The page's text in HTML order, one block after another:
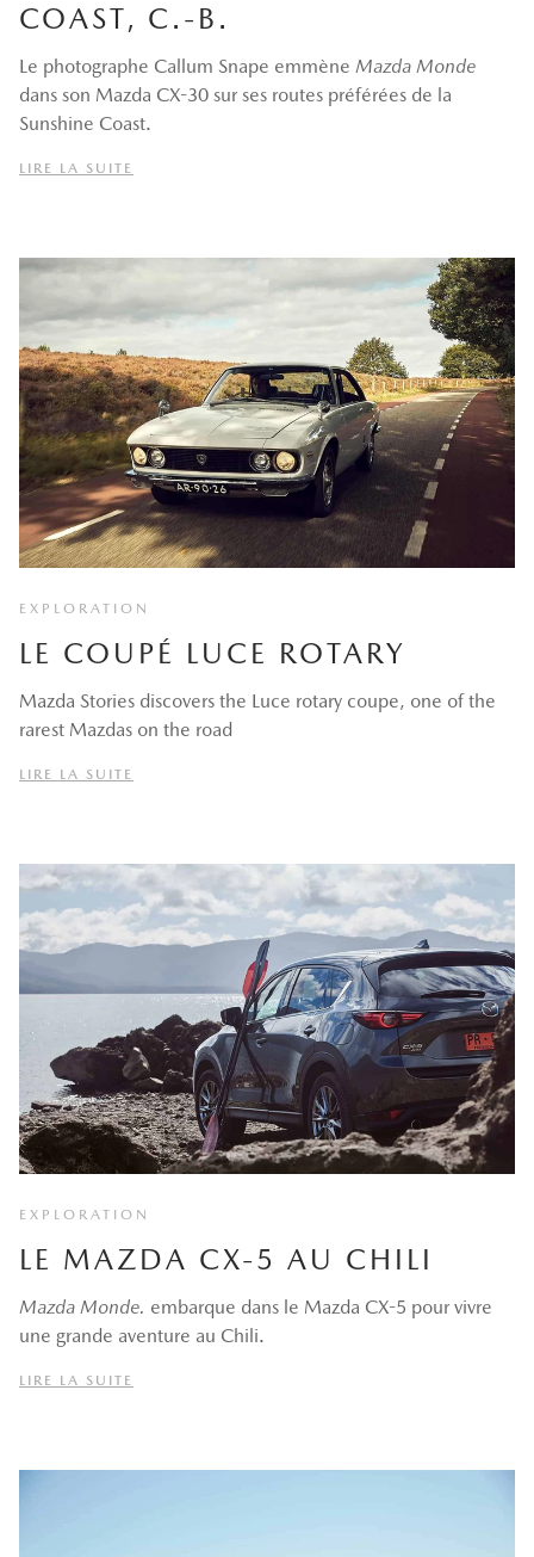
COAST, C.-B.
Le photographe Callum Snape emmène Mazda Monde
dans son Mazda CX-30 sur ses routes préférées de la
Sunshine Coast.
LIRE LA SUITE
EXPLORATION
LE COUPÉ LUCE ROTARY
Mazda Stories discovers the Luce rotary coupe, one of the
rarest Mazdas on the road
LIRE LA SUITE
EXPLORATION
LE MAZDA CX-5 AU CHILI
Mazda Monde. embarque dans le Mazda CX-5 pour vivre
une grande aventure au Chili.
LIRE LA SUITE